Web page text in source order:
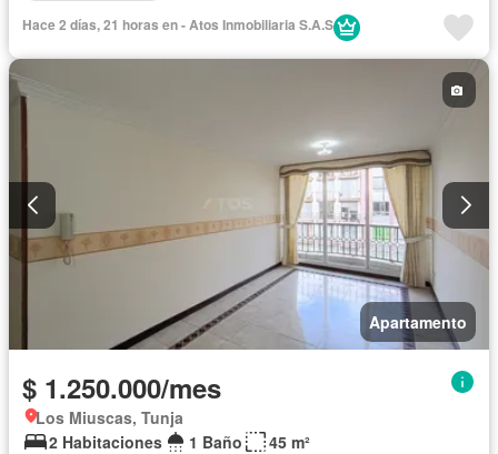
Hace 2 días, 21 horas en - Atos Inmobiliaria S.A.S
Apartamento
$ 1.250.000/mes
Los Miuscas, Tunja
2 Habitaciones
1 Baño
45 m²